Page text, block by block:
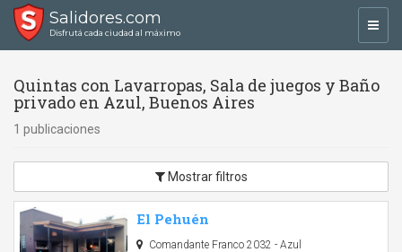
Salidores.com
Disfrutá cada ciudad al máximo
Quintas con Lavarropas, Sala de juegos y Baño
privado en Azul, Buenos Aires
1 publicaciones
Mostrar filtros
El Pehuén
Comandante Franco 2032 - Azul